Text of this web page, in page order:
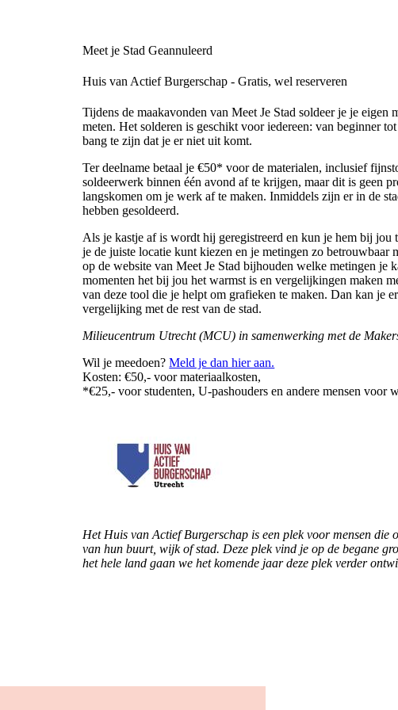
Meet je StadGeannuleerd
Huis van Actief Burgerschap - Gratis, wel reserveren
Tijdens de maakavonden van Meet Je Stad soldeer je je
meten. Het solderen is geschikt voor iedereen: van beginner
bang te zijn dat je er niet uit komt.
Ter deelname betaal je €50* voor de materialen, inclusief
soldeerwerk binnen één avond af te krijgen, maar dit is geen
langskomen om je werk af te maken. Inmiddels zijn er in de
hebben gesoldeerd.
Als je kastje af is wordt hij geregistreerd en kun je hem bij
je de juiste locatie kunt kiezen en je metingen zo
op de website van Meet Je Stad bijhouden welke metingen je
momenten het bij jou het warmst is en vergelijkingen maken
van deze tool die je helpt om grafieken te maken. Dan kan je
vergelijking met de rest van de stad.
Milieucentrum Utrecht (MCU) in samenwerking met de
Wil je meedoen?Meld je dan hier aan.
Kosten: €50,- voor materiaalkosten,
*€25,- voor studenten, U-pashouders en andere mensen voor
Het Huis van Actief Burgerschap is een plek voor mensen
van hun buurt, wijk of stad. Deze plek vind je op de begane
het hele land gaan we het komende jaar deze plek verder